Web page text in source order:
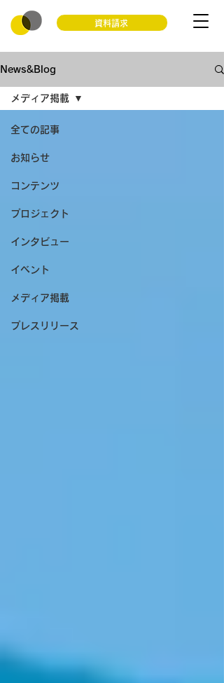
資料請求
News&Blog
全ての記事
お知らせ
コンテンツ
プロジェクト
インタビュー
イベント
メディア掲載
プレスリリース
メディア掲載